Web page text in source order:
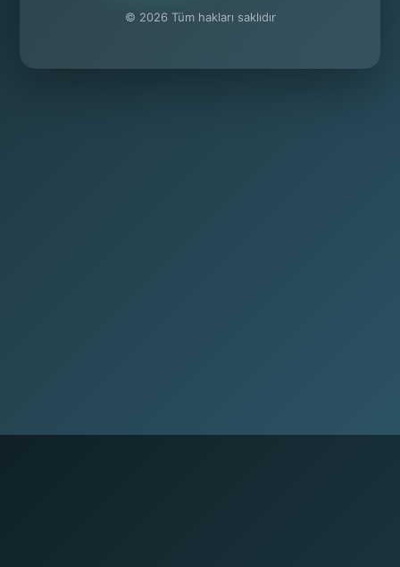
© 2026 Tüm hakları saklıdır